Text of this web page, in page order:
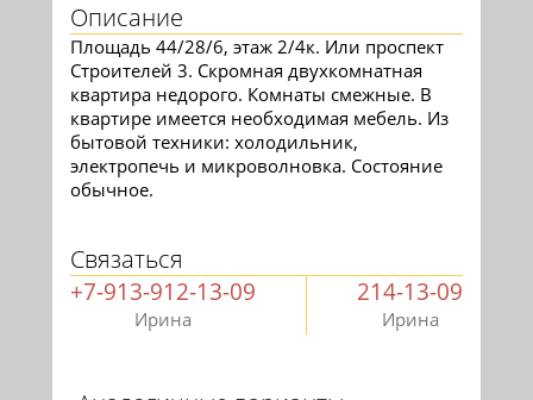
Описание
Площадь 44/28/6, этаж 2/4к. Или проспект
Строителей 3. Скромная двухкомнатная
квартира недорого. Комнаты смежные. В
квартире имеется необходимая мебель. Из
бытовой техники: холодильник,
электропечь и микроволновка. Состояние
обычное.
Связаться
+7-913-912-13-09
Ирина
214-13-09
Ирина